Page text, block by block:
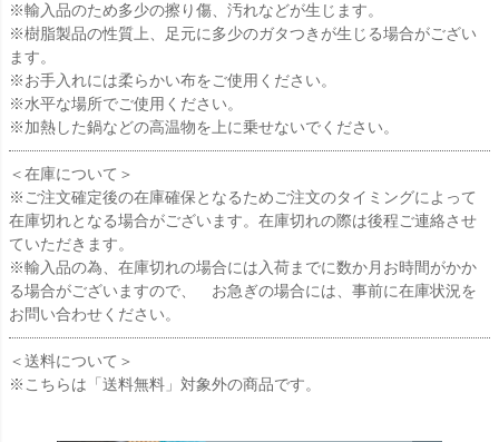
※輸入品のため多少の擦り傷、汚れなどが生じます。
※樹脂製品の性質上、足元に多少のガタつきが生じる場合がござい
ます。
※お手入れには柔らかい布をご使用ください。
※水平な場所でご使用ください。
※加熱した鍋などの高温物を上に乗せないでください。
＜在庫について＞
※ご注文確定後の在庫確保となるためご注文のタイミングによって
在庫切れとなる場合がございます。在庫切れの際は後程ご連絡させ
ていただきます。
※輸入品の為、在庫切れの場合には入荷までに数か月お時間がかか
る場合がございますので、 お急ぎの場合には、事前に在庫状況を
お問い合わせください。
＜送料について＞
※こちらは「送料無料」対象外の商品です。